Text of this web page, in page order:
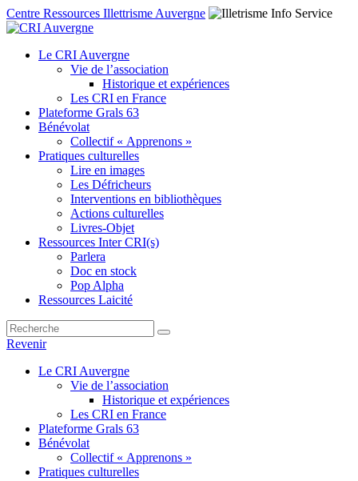
Centre Ressources Illettrisme Auvergne
Le CRI Auvergne
Vie de l’association
Historique et expériences
Les CRI en France
Plateforme Grals 63
Bénévolat
Collectif « Apprenons »
Pratiques culturelles
Lire en images
Les Défricheurs
Interventions en bibliothèques
Actions culturelles
Livres-Objet
Ressources Inter CRI(s)
Parlera
Doc en stock
Pop Alpha
Ressources Laicité
Revenir
Le CRI Auvergne
Vie de l’association
Historique et expériences
Les CRI en France
Plateforme Grals 63
Bénévolat
Collectif « Apprenons »
Pratiques culturelles